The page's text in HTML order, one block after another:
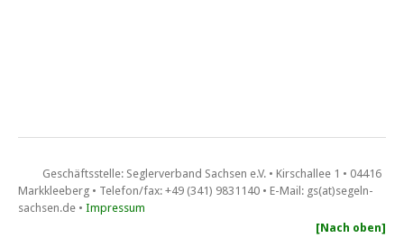
Berzi-Clubregatta • 13. – 14. Juni 2026
Geschäftsstelle: Seglerverband Sachsen e.V. • Kirschallee 1 • 04416
Markkleeberg • Telefon/fax: +49 (341) 9831140 • E-Mail: gs(at)segeln-
sachsen.de • Impressum
[Nach oben]